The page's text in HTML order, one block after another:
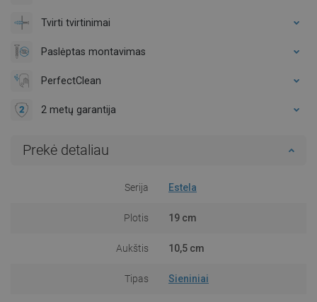
Tvirti tvirtinimai
Paslėptas montavimas
PerfectClean
2 metų garantija
Prekė detaliau
Serija Estela
Plotis 19 cm
Aukštis 10,5 cm
Tipas Sieniniai